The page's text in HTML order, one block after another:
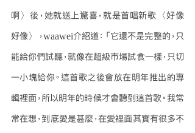
啊〉後，她就送上驚喜，就是首唱新歌〈好像
好像〉，waawei介紹道：「它還不是完整的，只
能給你們試聽，就像在超級市場試食一樣，只切
一小塊給你。這首歌之後會放在明年推出的專
輯裡面，所以明年的時候才會聽到這首歌。我常
常在想，到底愛是甚麼，在愛裡面其實有很多不